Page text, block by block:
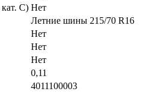
С) Нет
Летние шины 215/70 R16
Нет
Нет
Нет
0,11
4011100003